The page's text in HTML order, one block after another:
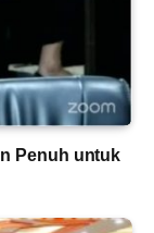
Penuh untuk